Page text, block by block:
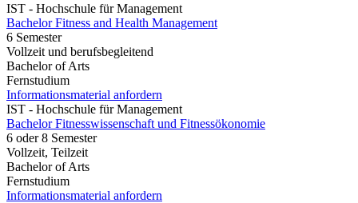
IST - Hochschule für Management
Bachelor Fitness and Health Management
6 Semester
Vollzeit und berufsbegleitend
Bachelor of Arts
Fernstudium
Informationsmaterial anfordern
IST - Hochschule für Management
Bachelor Fitnesswissenschaft und Fitnessökonomie
6 oder 8 Semester
Vollzeit, Teilzeit
Bachelor of Arts
Fernstudium
Informationsmaterial anfordern